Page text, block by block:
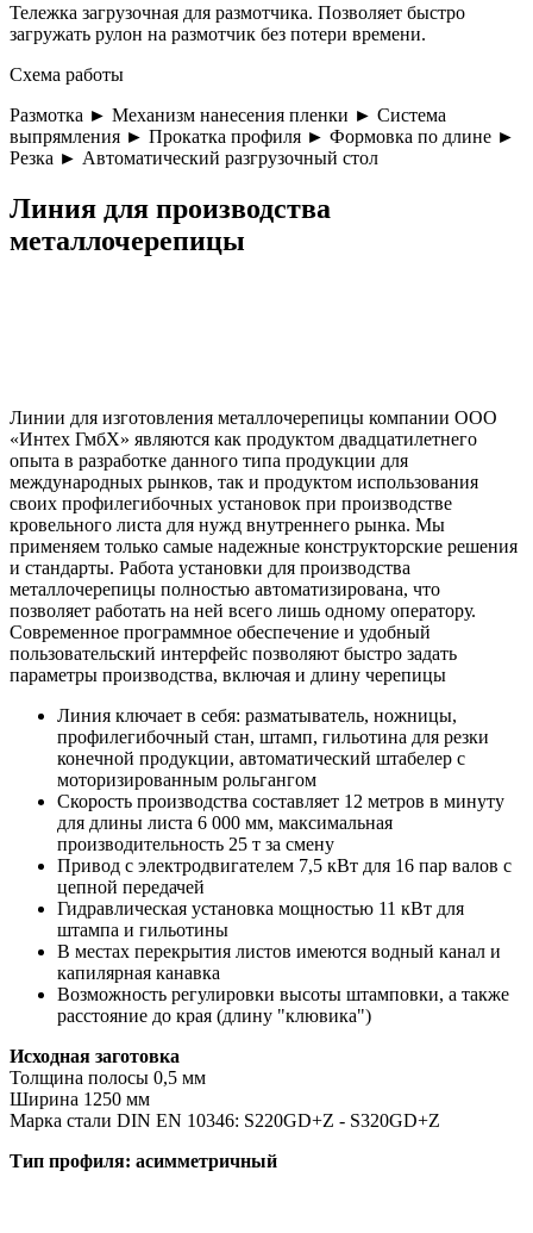
Тележка загрузочная для размотчика. Позволяет быстро
загружать рулон на размотчик без потери времени.
Cхема работы
Размотка ► Механизм нанесения пленки ► Система
выпрямления ► Прокатка профиля ► Формовка по длине ►
Резка ► Автоматический разгрузочный стол
Линия для производства
металлочерепицы
Линии для изготовления металлочерепицы компании ООО
«Интех ГмбХ» являются как продуктом двадцатилетнего
опыта в разработке данного типа продукции для
международных рынков, так и продуктом использования
своих профилегибочных установок при производстве
кровельного листа для нужд внутреннего рынка. Мы
применяем только самые надежные конструкторские решения
и стандарты. Работа установки для производства
металлочерепицы полностью автоматизирована, что
позволяет работать на ней всего лишь одному оператору.
Современное программное обеспечение и удобный
пользовательский интерфейс позволяют быстро задать
параметры производства, включая и длину черепицы
Линия ключает в себя: разматыватель, ножницы,
профилегибочный стан, штамп, гильотина для резки
конечной продукции, автоматический штабелер с
моторизированным рольгангом
Скорость производства составляет 12 метров в минуту
для длины листа 6 000 мм, максимальная
производительность 25 т за смену
Привод с электродвигателем 7,5 кВт для 16 пар валов с
цепной передачей
Гидравлическая установка мощностью 11 кВт для
штампа и гильотины
В местах перекрытия листов имеются водный канал и
капилярная канавка
Возможность регулировки высоты штамповки, а также
расстояние до края (длину "клювика")
Исходная заготовка
Толщина полосы 0,5 мм
Ширина 1250 мм
Марка стали DIN EN 10346: S220GD+Z - S320GD+Z
Тип профиля: асимметричный